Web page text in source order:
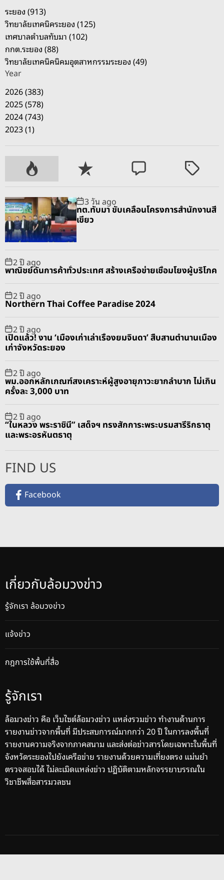
ระยอง (913)
วิทยาลัยเทคนิคระยอง (125)
เทศบาลตำบลทับมา (102)
กกต.ระยอง (88)
วิทยาลัยเทคนิคนิคมอุตสาหกรรมระยอง (49)
Year
2026 (383)
2025 (578)
2024 (743)
2023 (1)
P
o
p
u
l
a
r
R
e
c
e
n
C
o
m
m
e
T
g
g
e
3 วัน ago
ทต.ทับมา ขับเคลื่อนโครงการสำนักงานสี
เขียว
2 ปี ago
พาณิชย์ดันการค้าทั่วประเทศ สร้างเครือข่ายเชื่อมโยงผู้บริโภค
2 ปี ago
Northern Thai Coffee Paradise 2024
2 ปี ago
เปิดแล้ว! งาน ‘เมืองเก่าเล่าเรื่องยมจินดา’ สืบสานตำนานเมือง
เก่าจังหวัดระยอง
2 ปี ago
พม.ออกหลักเกณฑ์สงเคราะห์ผู้สูงอายุภาวะยากลำบาก ไม่เกิน
ครั้งละ 3,000 บาท
2 ปี ago
“ในหลวง พระราชินี” เสด็จฯ ทรงสักการะพระบรมสารีริกธาตุ
และพระอรหันตธาตุ
FIND US
Facebook
เกี่ยวกับล้อมวงข่าว
รู้จักเรา ล้อมวงข่าว
แจ้งข่าว
กฎการใช้พื้นที่สื่อ
รู้จักเรา
ล้อมวงข่าว คือ เว็บไซต์ล้อมวงข่าว แหล่งรวมข่าว ทำงานด้านการ
รายงานข่าวจากพื้นที่ มีประสบการณ์มากกว่า 20 ปี ในการลงพื้นที่
รายงานความจริงจากภาคสนาม และส่งต่อข่าวสารโดยเฉพาะในพื้นที่
จังหวัดระยองไปยังเครือข่าย รายงานด้วยความเที่ยงตรง แม่นยำ
ตรวจสอบได้ ไม่ละเมิดแหล่งข่าว ปฏิบัติตามหลักจรรยาบรรณใน
วิชาชีพสื่อสารมวลชน